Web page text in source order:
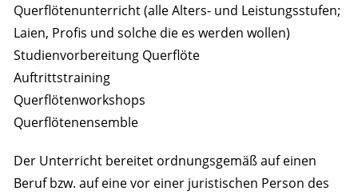
Querflötenunterricht (alle Alters- und Leistungsstufen;
Laien, Profis und solche die es werden wollen)
Studienvorbereitung Querflöte
Auftrittstraining
Querflötenworkshops
Querflötenensemble
Der Unterricht bereitet ordnungsgemäß auf einen
Beruf bzw. auf eine vor einer juristischen Person des